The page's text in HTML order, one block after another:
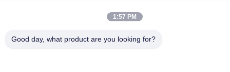
1:57 PM
Good day, what product are you looking for?